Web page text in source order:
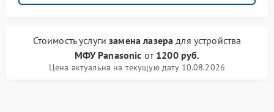
Стоимость услугизамена лазера для устройства
МФУ Panasonic от 1200 руб.
Цена актуальна на текущую дату 10.08.2026